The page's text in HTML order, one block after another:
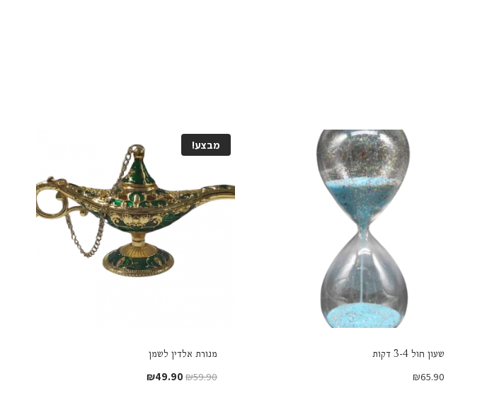
שעון חול 3-4 דקות
₪65.90
מבצע!
מנורת אלדין לשמן
₪59.90
המחיר ₪49.90
המחיר